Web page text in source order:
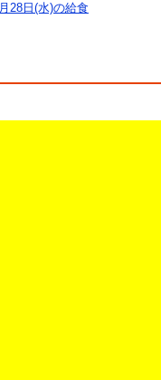
28日(水)の給食